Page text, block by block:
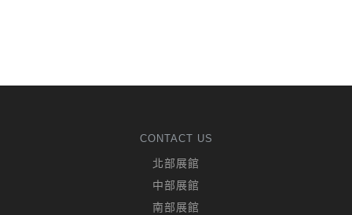
CONTACT US
北部展館
中部展館
南部展館